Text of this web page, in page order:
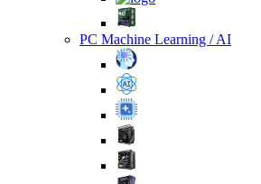
PC Machine Learning / AI